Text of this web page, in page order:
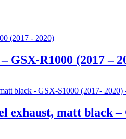
GSX-R1000 (2017 –
exhaust, matt black